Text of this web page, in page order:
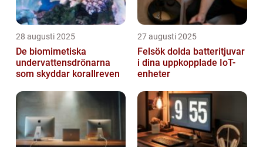
28 augusti 2025
De biomimetiska
undervattensdrönarna
som skyddar korallreven
27 augusti 2025
Felsök dolda batteritjuvar
i dina uppkopplade IoT-
enheter